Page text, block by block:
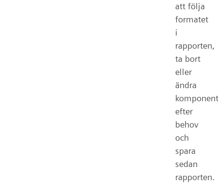
att följa
formatet
i
rapporten,
ta bort
eller
ändra
efter
behov
och
spara
sedan
rapporten.